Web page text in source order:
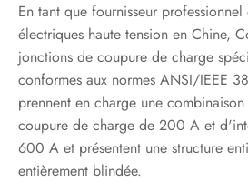
En tant que fournisseur
électriques haute tension en Chine,
jonctions de coupure de charge
conformes aux normes ANSI/IEEE
prennent en charge une
coupure de charge de 200 A et
600 A et présentent une structure
entièrement blindée.